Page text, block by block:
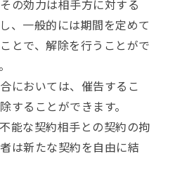
の効力は相手方に対する
、一般的には期間を定めて
とで、解除を行うことがで
においては、催告するこ
することができます。
能な契約相手との契約の拘
は新たな契約を自由に結